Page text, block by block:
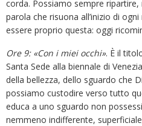
corda. Possiamo sempre
parola che risuona all’inizio di
essere proprio questa: oggi
Ore 9: «Con i miei occhi». È il
Santa Sede alla biennale di
della bellezza, dello sguardo che
possiamo custodire verso tutto
educa a uno sguardo non
nemmeno indifferente,